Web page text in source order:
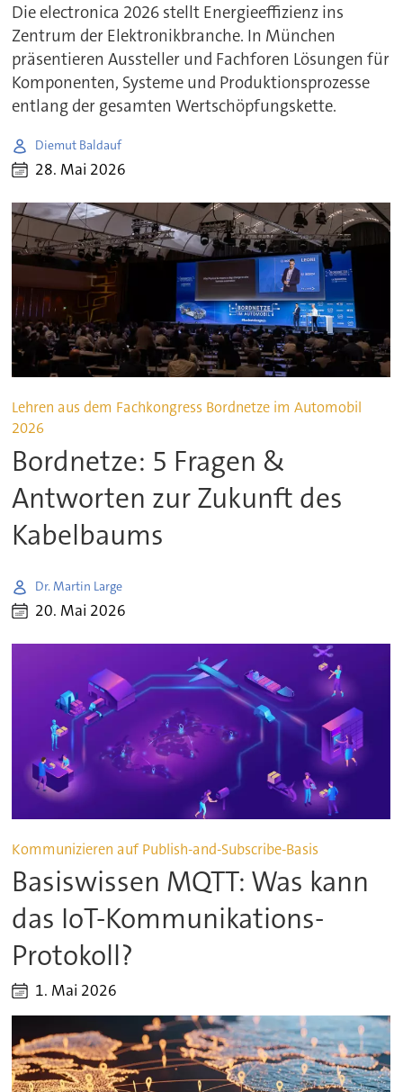
Die electronica 2026 stellt Energieeffizienz ins
Zentrum der Elektronikbranche. In München
präsentieren Aussteller und Fachforen Lösungen für
Komponenten, Systeme und Produktionsprozesse
entlang der gesamten Wertschöpfungskette.
Diemut Baldauf
28. Mai 2026
Lehren aus dem Fachkongress Bordnetze im Automobil
2026
Bordnetze: 5 Fragen &
Antworten zur Zukunft des
Kabelbaums
Dr. Martin Large
20. Mai 2026
Kommunizieren auf Publish-and-Subscribe-Basis
Basiswissen MQTT: Was kann
das IoT-Kommunikations-
Protokoll?
1. Mai 2026